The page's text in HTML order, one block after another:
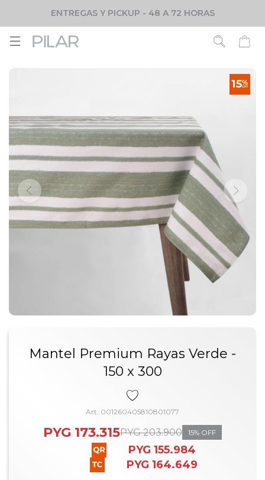
ENTREGAS Y PICKUP - 48 A 72 HORAS

Mantel Premium Rayas Verde -
150 x 300
001260405810801077
PYG 173.315PYG 203.900 15
PYG 155.984
PYG 164.649